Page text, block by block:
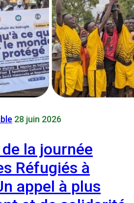
28 juin 2026
la journée
Réfugiés à
appel à plus